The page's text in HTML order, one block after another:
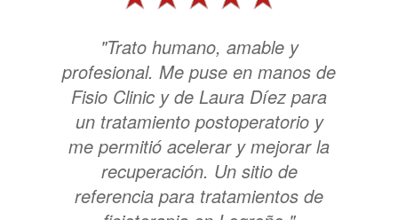
"Trato humano, amable y
profesional. Me puse en manos de
Fisio Clinic y de Laura Díez para
un tratamiento postoperatorio y
me permitió acelerar y mejorar la
recuperación. Un sitio de
referencia para tratamientos de